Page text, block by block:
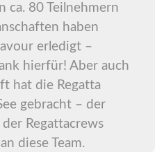
ca. 80 Teilnehmern
haben
erledigt –
hierfür! Aber auch
hat die Regatta
gebracht – der
Regattacrews
diese Team.